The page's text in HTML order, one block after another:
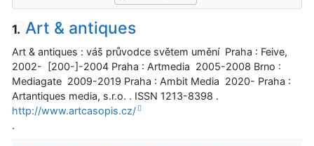
1. Art & antiques
Art & antiques : váš průvodce světem umění Praha : Feive,
2002- [200-]-2004 Praha : Artmedia 2005-2008 Brno :
Mediagate 2009-2019 Praha : Ambit Media 2020- Praha :
Artantiques media, s.r.o. . ISSN 1213-8398 .
http://www.artcasopis.cz/
.